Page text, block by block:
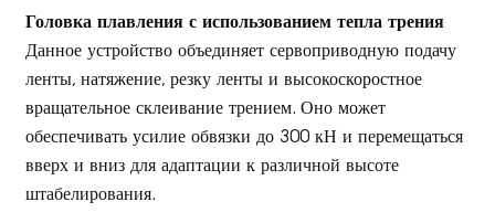
Головка плавления с использованием тепла трения
Данное устройство объединяет сервоприводную подачу
ленты, натяжение, резку ленты и высокоскоростное
вращательное склеивание трением. Оно может
обеспечивать усилие обвязки до 300 кН и перемещаться
вверх и вниз для адаптации к различной высоте
штабелирования.